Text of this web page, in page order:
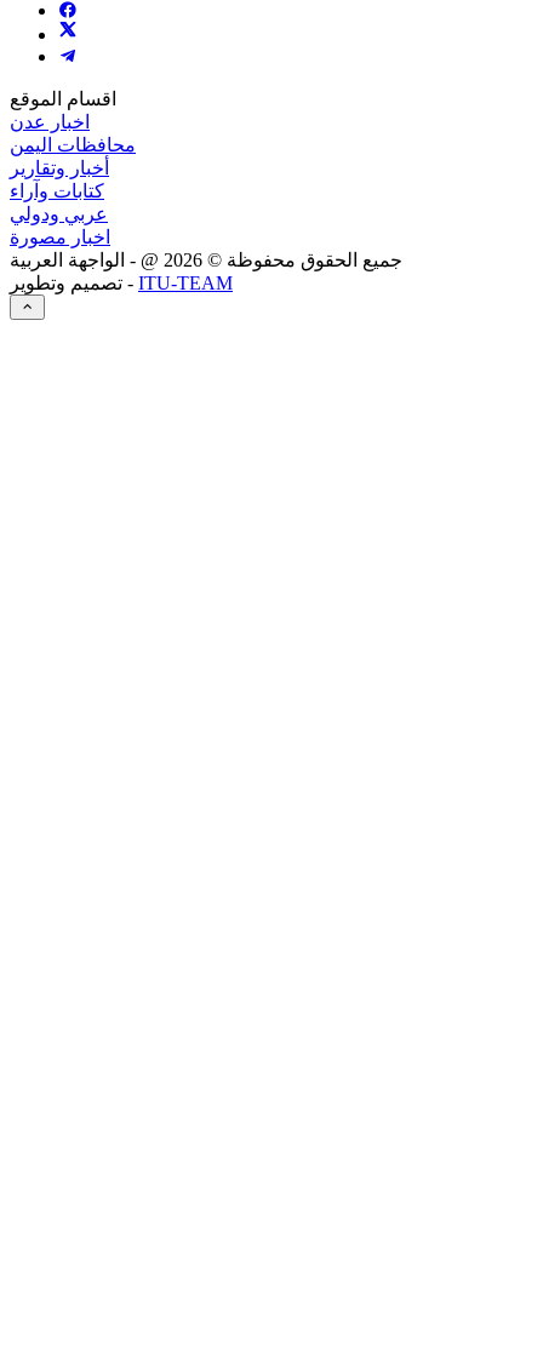
اقسام الموقع
اخبار عدن
محافظات اليمن
أخبار وتقارير
كتابات وآراء
عربي ودولي
اخبار مصورة
جميع الحقوق محفوظة © 2026 @ - الواجهة العربية
تصميم وتطوير - ITU-TEAM